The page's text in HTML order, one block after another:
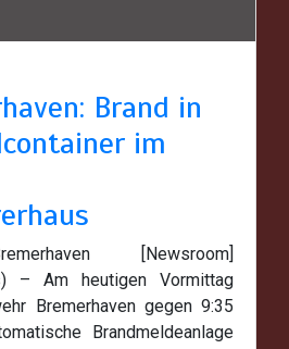
Brand in
im
[Newsroom]
– Am heutigen Vormittag
Bremerhaven gegen 9:35
Brandmeldeanlage